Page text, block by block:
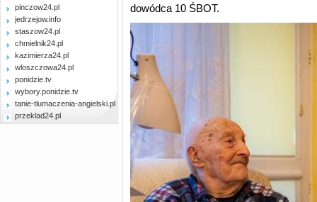
pinczow24.pl
jedrzejow.info
staszow24.pl
chmielnik24.pl
kazimierza24.pl
wloszczowa24.pl
ponidzie.tv
wybory.ponidzie.tv
tanie-tlumaczenia-angielski.pl
przeklad24.pl
dowódca 10 ŚBOT.